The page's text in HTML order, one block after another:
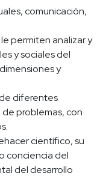
comunicación,
permiten analizar y
y sociales del
y
diferentes
de problemas, con
científico, su
conciencia del
del desarrollo